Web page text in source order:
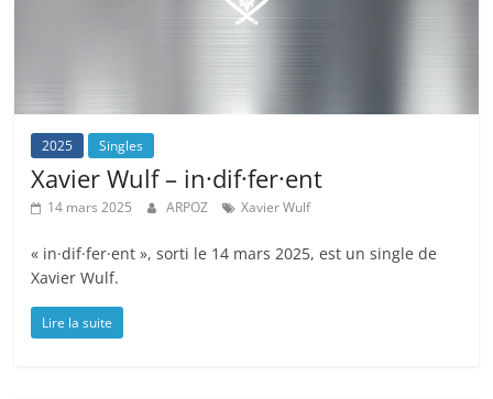
2025 Singles
Xavier Wulf – in·dif·fer·ent
14 mars 2025 ARPOZ Xavier Wulf
« in·dif·fer·ent », sorti le 14 mars 2025, est un single de
Xavier Wulf.
Lire la suite